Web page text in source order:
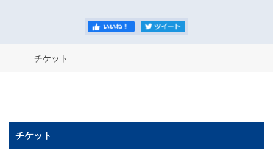
チケット
チケット